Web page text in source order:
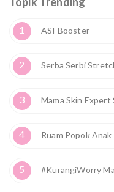
1 ASI Booster
2 Serba Serbi
3 Mama Skin Expert
4 Ruam Popok Anak
5 #KurangiWorry